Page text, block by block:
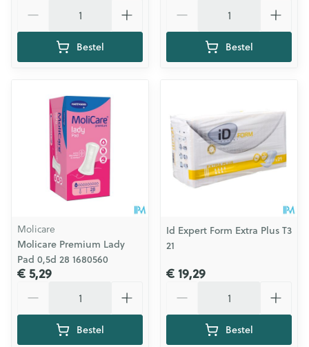
Bestel Bestel
Molicare
Molicare Premium Lady
Pad 0,5d 28 1680560
€ 5,29
Bestel
Id Expert Form Extra Plus T3
21
€ 19,29
Bestel